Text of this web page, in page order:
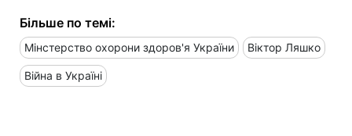
Більше по темі:
Мінстерство охорони здоров'я України Віктор Ляшко
Війна в Україні